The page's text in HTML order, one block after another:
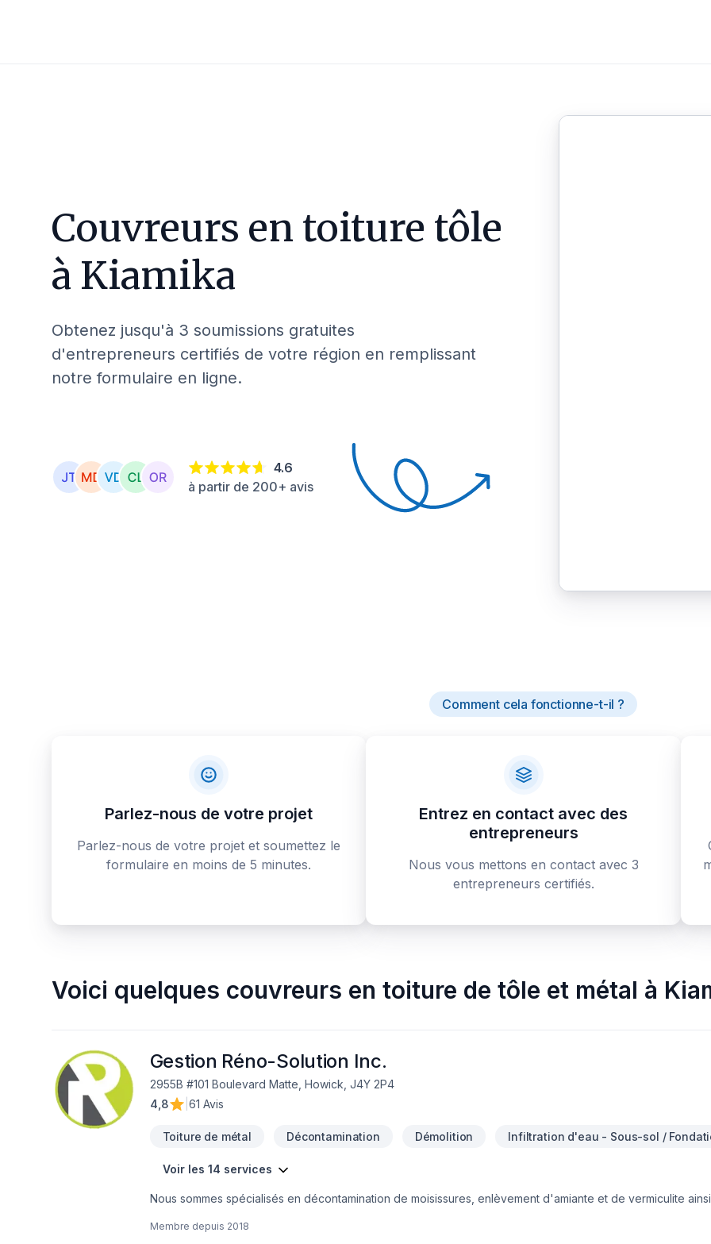
Couvreurs en toiture tôle
à Kiamika
Obtenez jusqu'à 3 soumissions gratuites
d'entrepreneurs certifiés de votre région en remplissant
notre formulaire en ligne.
4.6
à partir de 200+ avis
Comment cela fonctionne-t-il ?
Parlez-nous de votre projet
Parlez-nous de votre projet et soumettez le
formulaire en moins de 5 minutes.
Entrez en contact avec des
entrepreneurs
Nous vous mettons en contact avec 3
entrepreneurs certifiés.
Voici quelques couvreurs en toiture de tôle et métal à
Gestion Réno-Solution Inc.
2955B #101 Boulevard Matte, Howick, J4Y 2P4
4,8
61 Avis
Toiture de métal Décontamination Démolition Infiltration d'eau - Sous-sol /
Voir les 14 services
Nous sommes spécialisés en décontamination de moisissures, enlèvement d'amiante et de vermiculite
sur demande, dans d'autres régions aussi éloignées que l'Abitibi et le bas du fleuve d'un côté et Gatineau
Membre depuis 2018